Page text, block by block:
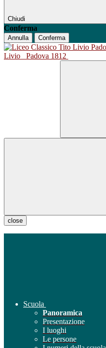
Chiudi
Conferma
Annulla Conferma
Livio
Padova 1812
close
Scuola
Panoramica
Presentazione
I luoghi
Le persone